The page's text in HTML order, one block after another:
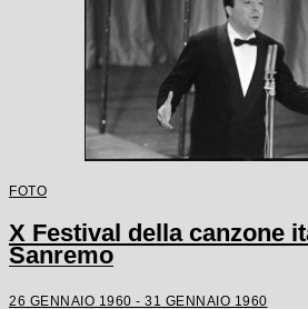
FOTO
X Festival della canzone
Sanremo
26 GENNAIO 1960 - 31 GENNAIO 1960